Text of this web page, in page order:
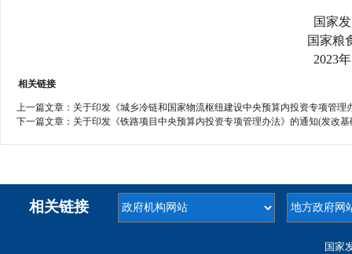
国家
国家粮
2023
相关链接
上一篇文章： 关于印发《城乡冷链和国家物流枢纽建设中央预算内投资专项管理
下一篇文章： 关于印发《铁路项目中央预算内投资专项管理办法》的通知(发改基
相关链接
国家